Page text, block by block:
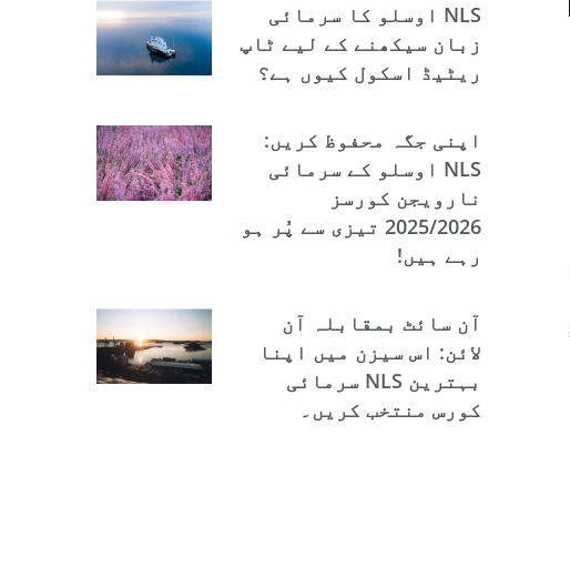
NLS اوسلو کا سرمائی
زبان سیکھنے کے لیے ٹاپ
ریٹیڈ اسکول کیوں ہے؟
اپنی جگہ محفوظ کریں:
NLS اوسلو کے سرمائی
نارویجن کورسز
2025/2026 تیزی سے پُر ہو
رہے ہیں!
آن سائٹ بمقابلہ آن
لائن: اس سیزن میں اپنا
بہترین NLS سرمائی
کورس منتخب کریں۔